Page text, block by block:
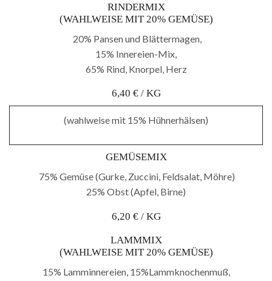
RINDERMIX
(WAHLWEISE MIT 20% GEMÜSE)
20% Pansen und Blättermagen,
15% Innereien-Mix,
65% Rind, Knorpel, Herz
6,40 € / KG
(wahlweise mit 15% Hühnerhälsen)
GEMÜSEMIX
75% Gemüse (Gurke, Zuccini, Feldsalat, Möhre)
25% Obst (Apfel, Birne)
6,20 € / KG
LAMMMIX
(WAHLWEISE MIT 20% GEMÜSE)
15% Lamminnereien, 15%Lammknochenmuß,